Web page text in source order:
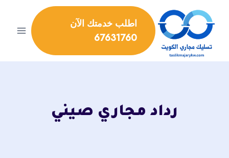
المحتوى
اطلب خدمتك الآن
67631760
رداد مجاري صيني